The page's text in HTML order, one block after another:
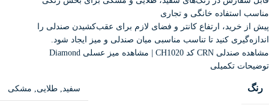
مناسب استفاده خانگی و تجاری
پیش از خرید، ارتفاع کانتر و فضای لازم برای عقب‌کشیدن صندلی را
اندازه‌گیری کنید تا تناسب مناسبی میان صندلی و میز ایجاد شود.
مشاهده صندلی CRN کد CH1020
مشاهده میز عسلی Diamond
توضیحات تکمیلی
رنگ سفید طلایی مشکی